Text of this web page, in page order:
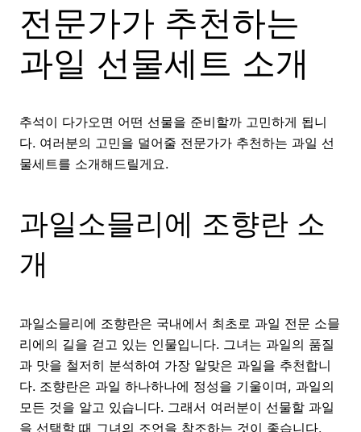
전문가가 추천하는
과일 선물세트 소개
추석이 다가오면 어떤 선물을 준비할까 고민하게 됩니
다. 여러분의 고민을 덜어줄 전문가가 추천하는 과일 선
물세트를 소개해드릴게요.
과일소믈리에 조향란 소
개
과일소믈리에 조향란은 국내에서 최초로 과일 전문 소믈
리에의 길을 걷고 있는 인물입니다. 그녀는 과일의 품질
과 맛을 철저히 분석하여 가장 알맞은 과일을 추천합니
다. 조향란은 과일 하나하나에 정성을 기울이며, 과일의
모든 것을 알고 있습니다. 그래서 여러분이 선물할 과일
을 선택할 때 그녀의 조언을 참조하는 것이 좋습니다.